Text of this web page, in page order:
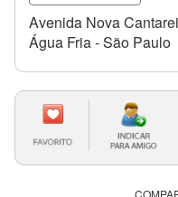
Avenida Nova
Água Fria - São Paulo